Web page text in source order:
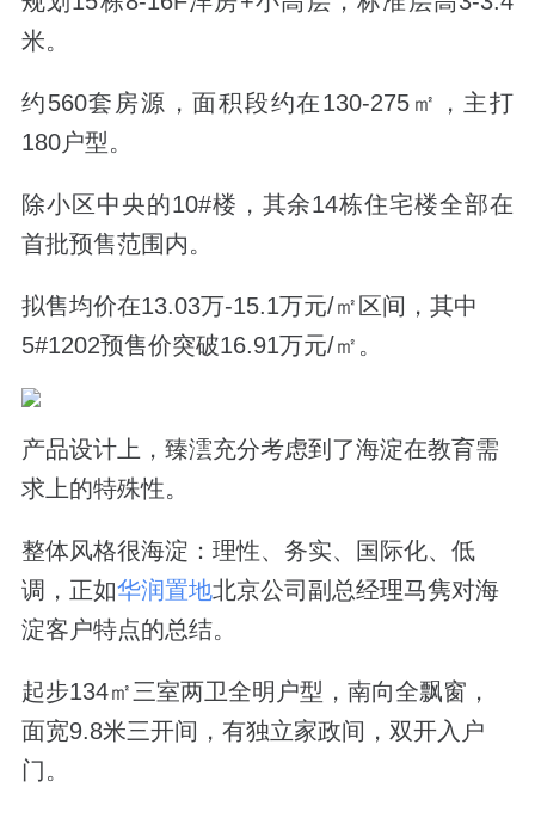
米。
约560套房源，面积段约在130-275㎡，主打
180户型。
除小区中央的10#楼，其余14栋住宅楼全部在
首批预售范围内。
拟售均价在13.03万-15.1万元/㎡区间，其中
5#1202预售价突破16.91万元/㎡。
产品设计上，臻澐充分考虑到了海淀在教育需
求上的特殊性。
整体风格很海淀：理性、务实、国际化、低
调，正如华润置地北京公司副总经理马隽对海
淀客户特点的总结。
起步134㎡三室两卫全明户型，南向全飘窗，
面宽9.8米三开间，有独立家政间，双开入户
门。